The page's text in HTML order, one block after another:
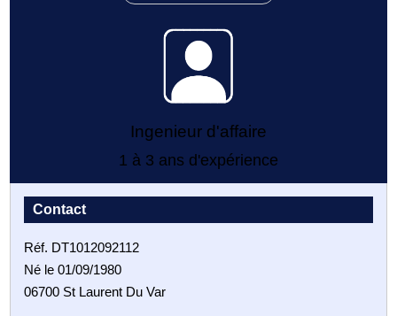
Ingenieur d'affaire
1 à 3 ans d'expérience
Contact
Réf. DT1012092112
Né le 01/09/1980
06700 St Laurent Du Var